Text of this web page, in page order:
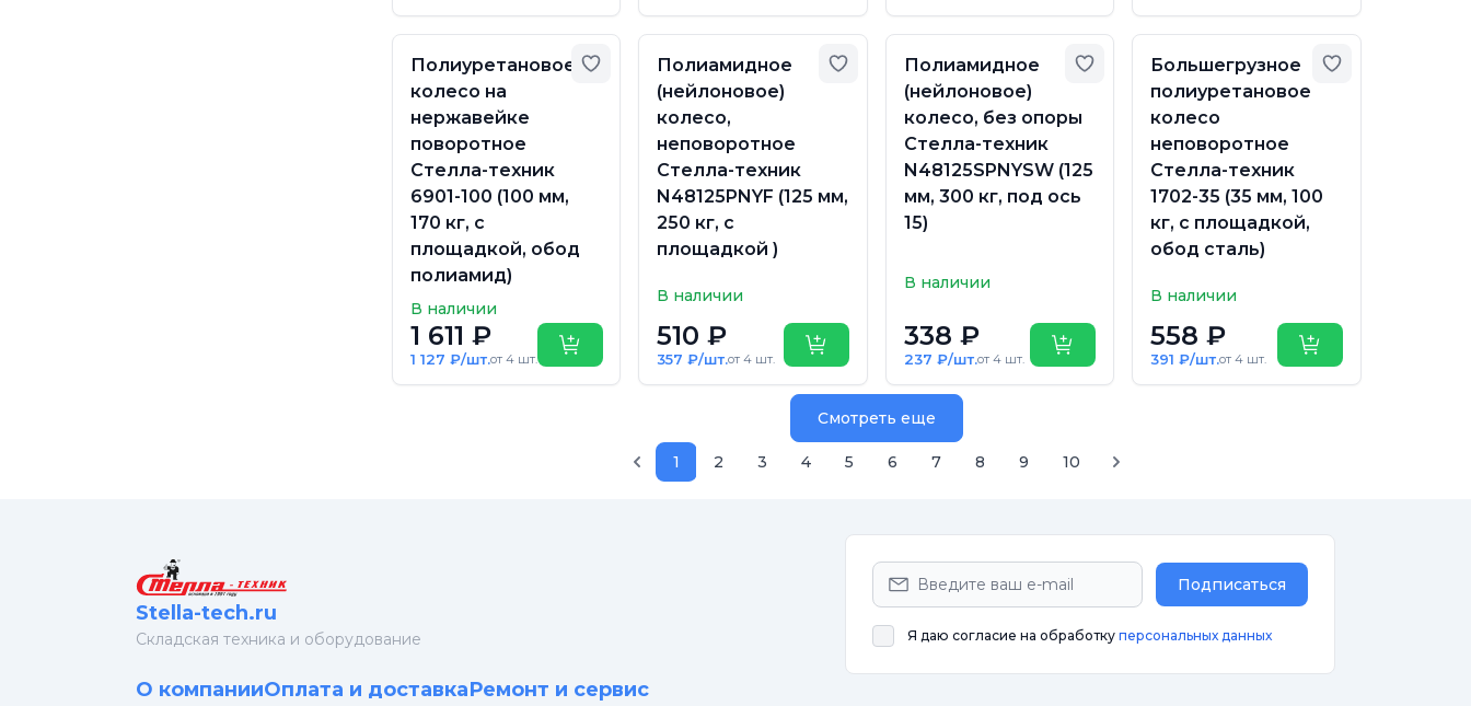
Добавить в избранное
Полиуретановое
колесо на
нержавейке
поворотное
Стелла-техник
6901-100 (100 мм,
170 кг, с
площадкой, обод
полиамид)
В наличии
1 611 ₽
1 127 ₽/шт.от 4 шт. Купить
Добавить в избранное
Полиамидное
(нейлоновое)
колесо,
неповоротное
Стелла-техник
N48125PNYF (125 мм,
250 кг, с
площадкой )
В наличии
510 ₽
357 ₽/шт.от 4 шт. Купить
Добавить в избранное
Полиамидное
(нейлоновое)
колесо, без опоры
Стелла-техник
N48125SPNYSW (125
мм, 300 кг, под ось
15)
В наличии
338 ₽
237 ₽/шт.от 4 шт. Купить
Добавить в
Большегрузное
полиуретановое
колесо
неповоротное
Стелла-техник
1702-35 (35 мм, 100
кг, с площадкой,
обод сталь)
В наличии
558 ₽
391 ₽/шт.от 4 шт. Купить
Смотреть еще
1 2 3 4 5 6 7 8 9 10
Stella-tech.ru
Cкладская техника и оборудование
Подписаться
Я даю согласие на обработку персональных данных
О компанииОплата и доставкаРемонт и сервис